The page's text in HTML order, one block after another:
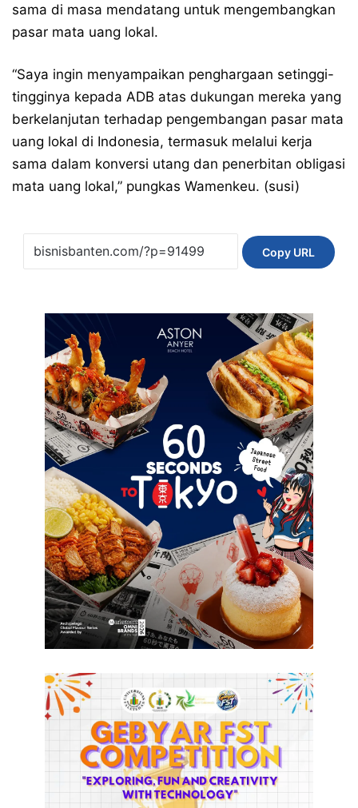
sama di masa mendatang untuk mengembangkan
pasar mata uang lokal.
“Saya ingin menyampaikan penghargaan setinggi-
tingginya kepada ADB atas dukungan mereka yang
berkelanjutan terhadap pengembangan pasar mata
uang lokal di Indonesia, termasuk melalui kerja
sama dalam konversi utang dan penerbitan obligasi
mata uang lokal,” pungkas Wamenkeu. (susi)
Copy URL